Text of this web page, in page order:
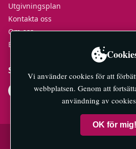
Utgivningsplan
Kontakta oss
Om oss
E-tidningar
Socialt
© 2026 Mälaröarnas Nyheter —
Vi använder cookies för att
webbplatsen. Genom att
användning av
OK för mig!